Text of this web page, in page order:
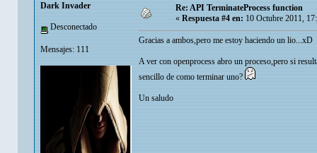
Dark Invader
Desconectado
Mensajes: 111
Re: API TerminateProcess function
«Respuesta #4 en:10 Octubre 2011,
Gracias a ambos,pero me estoy haciendo un lio...xD
A ver con openprocess abro un proceso,pero si
sencillo de como terminar uno?
Un saludo